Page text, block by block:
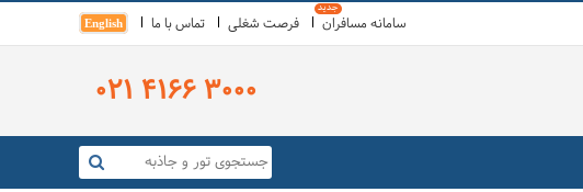
سامانه مسافران فرصت شغلی تماس با ما English
021 4166 3000